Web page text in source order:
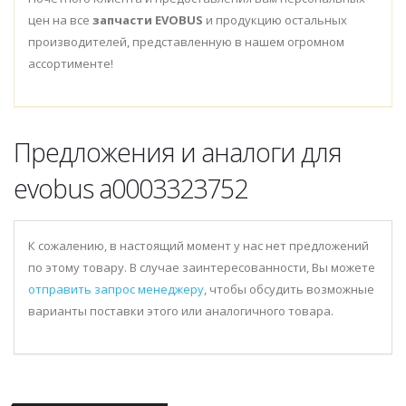
цен на все запчасти EVOBUS и продукцию остальных
производителей, представленную в нашем огромном
ассортименте!
Предложения и аналоги для
evobus a0003323752
К сожалению, в настоящий момент у нас нет предложений
по этому товару. В случае заинтересованности, Вы можете
отправить запрос менеджеру, чтобы обсудить возможные
варианты поставки этого или аналогичного товара.